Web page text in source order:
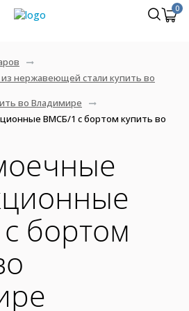
0
нержавеющей стали купить во
во Владимире
ВМСБ/1 с бортом купить во
бортом